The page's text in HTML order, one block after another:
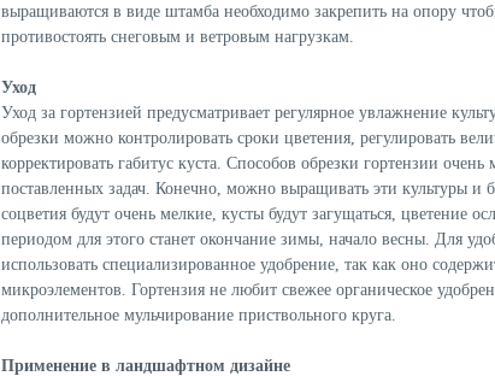
выращиваются в виде штамба необходимо закрепить на опору
противостоять снеговым и ветровым нагрузкам.
Уход
Уход за гортензией предусматривает регулярное увлажнение
обрезки можно контролировать сроки цветения, регулировать
корректировать габитус куста. Способов обрезки гортензии очень
поставленных задач. Конечно, можно выращивать эти культуры и
соцветия будут очень мелкие, кусты будут загущаться, цветение
периодом для этого станет окончание зимы, начало весны. Для
использовать специализированное удобрение, так как оно
микроэлементов. Гортензия не любит свежее органическое
дополнительное мульчирование приствольного круга.
Применение в ландшафтном дизайне